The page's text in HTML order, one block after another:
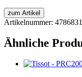
zum Artikel
Artikelnummer:
Ähnliche